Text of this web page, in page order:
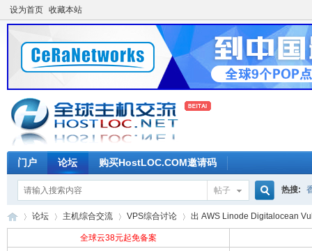
设为首页 收藏本站
门户 论坛 购买HostLOC.COM邀请码
帖子
搜
热搜:
论坛 主机综合交流 VPS综合讨论 出 AWS Linode Digitalocean
全球云38元起免备案